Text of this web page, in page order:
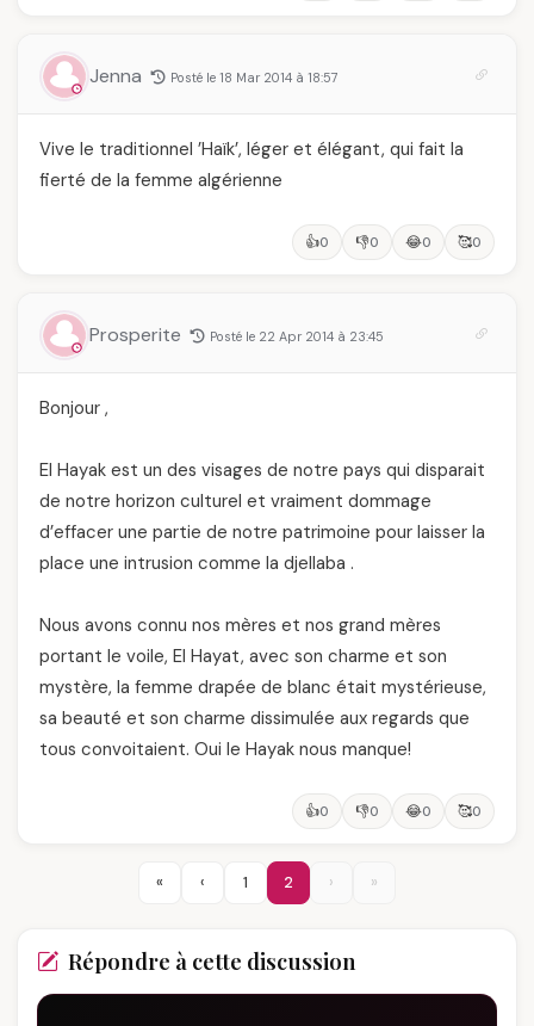
Jenna Posté le 18 Mar 2014 à 18:57
Vive le traditionnel ’Haïk’, léger et élégant, qui fait la
fierté de la femme algérienne
👍0 👎0 😂0 🥰0
Prosperite Posté le 22 Apr 2014 à 23:45
Bonjour ,
El Hayak est un des visages de notre pays qui disparait
de notre horizon culturel et vraiment dommage
d’effacer une partie de notre patrimoine pour laisser la
place une intrusion comme la djellaba .
Nous avons connu nos mères et nos grand mères
portant le voile, El Hayat, avec son charme et son
mystère, la femme drapée de blanc était mystérieuse,
sa beauté et son charme dissimulée aux regards que
tous convoitaient. Oui le Hayak nous manque!
👍0 👎0 😂0 🥰0
« ‹ 1 2 › »
Répondre à cette discussion